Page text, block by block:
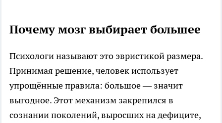
Почему мозг выбирает большее
Психологи называют это эвристикой размера.
Принимая решение, человек использует
упрощённые правила: большое — значит
выгодное. Этот механизм закрепился в
сознании поколений, выросших на дефиците,